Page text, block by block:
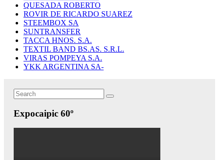
QUESADA ROBERTO
ROVIR DE RICARDO SUAREZ
STEEMBOX SA
SUNTRANSFER
TACCA HNOS. S.A.
TEXTIL BAND BS.AS. S.R.L.
VIRAS POMPEYA S.A.
YKK ARGENTINA SA-
Search
for:
Search
Expocaipic 60º